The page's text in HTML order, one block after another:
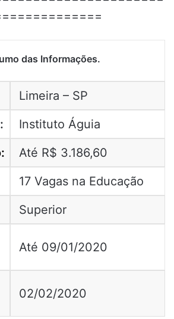
das Informações.
Limeira – SP
Instituto Águia
Até R$ 3.186,60
17 Vagas na Educação
Superior
Até 09/01/2020
02/02/2020